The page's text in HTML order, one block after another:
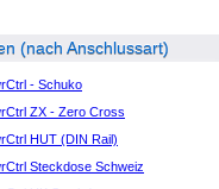
(nach Anschlussart)
- Schuko
ZX - Zero Cross
HUT (DIN Rail)
Steckdose Schweiz